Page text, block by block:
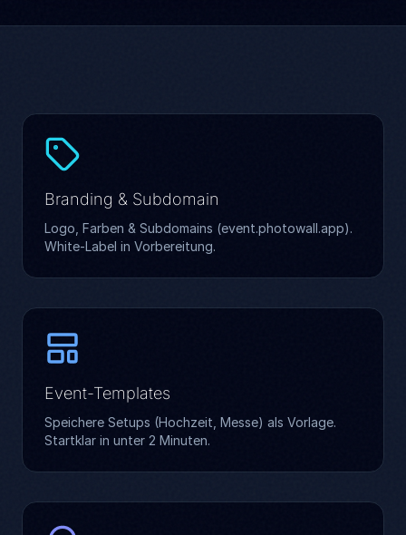
Branding & Subdomain
Logo, Farben & Subdomains (event.photowall.app).
White-Label in Vorbereitung.
Event-Templates
Speichere Setups (Hochzeit, Messe) als Vorlage.
Startklar in unter 2 Minuten.